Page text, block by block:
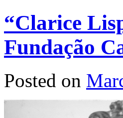
“Clarice
Fundação
Posted on